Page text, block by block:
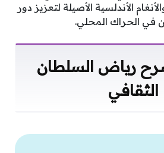
الأندلسية الأصيلة لتعزيز دور
الحراك المحلي.
رياض السلطان
الثقافي